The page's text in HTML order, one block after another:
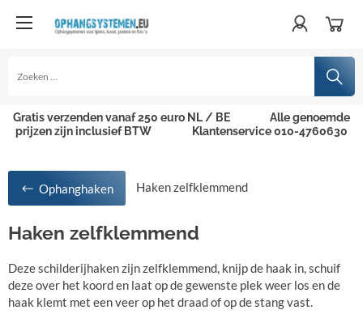
Gratis verzenden vanaf 250 euro NL / BE
Alle genoemde
prijzen zijn inclusief BTW
Klantenservice 010-4760630
Ophanghaken Haken zelfklemmend
Haken zelfklemmend
Deze schilderijhaken zijn zelfklemmend, knijp de haak in, schuif
deze over het koord en laat op de gewenste plek weer los en de
haak klemt met een veer op het draad of op de stang vast.